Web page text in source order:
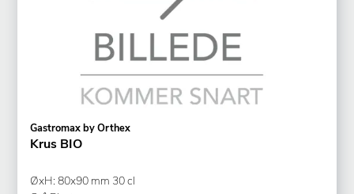
Gastromax by Orthex
Krus BIO
ØxH: 80x90 mm 30 cl